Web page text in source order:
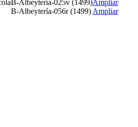
B-Albeytería-025v (1499)Ampliar
B-Albeytería-056r (1499) Ampliar